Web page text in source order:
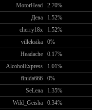
MotorHead
2.70%
Дева
1.52%
cherry18x
1.52%
villeksika
0%
Headache
0.17%
AlcoholExpress
1.01%
finida666
0%
SeLena
1.35%
Wild_Geisha
0.34%